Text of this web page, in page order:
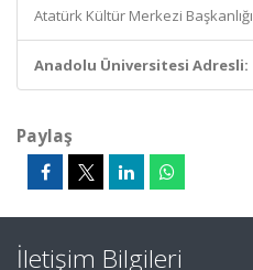
Atatürk Kültür Merkezi Başkanlığı
Anadolu Üniversitesi Adresli:
Paylaş
İletişim Bilgileri